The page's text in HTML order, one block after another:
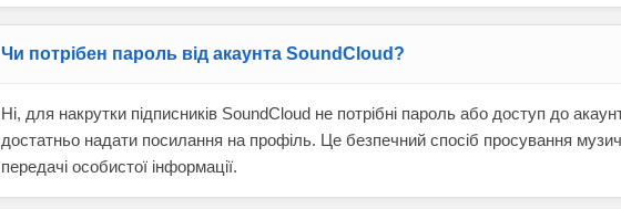
Чи потрібен пароль від акаунта SoundCloud?
Ні, для накрутки підписників SoundCloud не потрібні пароль або доступ до
достатньо надати посилання на профіль. Це безпечний спосіб просування
передачі особистої інформації.